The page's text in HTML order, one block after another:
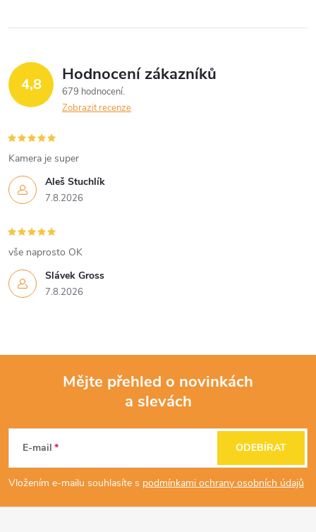
4,8 Hodnocení zákazníků
679 hodnocení
Zobrazit recenze
Aleš Stuchlík
7.8.2026
Kamera je super
Slávek Gross
7.8.2026
vše naprosto OK
p
a
Mějte přehled o novinkách
a slevách
E-mail
Vložením e-mailu souhlasíte s podmínkami ochrany osobních údajů
ODEBÍRAT